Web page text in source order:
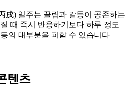
戌) 일주는 끌림과 갈등이 공존하는
때 즉시 반응하기보다 하루 정도
의 대부분을 피할 수 있습니다.
텐츠